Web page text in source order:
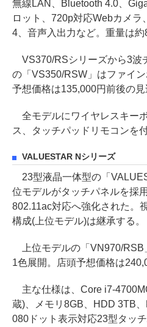
無線LAN、Bluetooth 4.0、
ロット、720p対応Webカメ
4、音声入出力など。重量は約
VS370/RSシリーズから3波
の「VS350/RSW」はファイ
予想価格は135,000円前後の見
全モデルにワイヤレスキー
ス、タッチパッドリモコンを
VALUESTAR Nシリーズ
23型液晶一体型の「
位モデルがタッチパネルを採
802.11ac対応へ強化された。
構成(上位モデル)は継承する。
上位モデルの「VN970/RSB
1色展開。店頭予想価格は
主な仕様は、Core i7-
蔵)、メモリ8GB、HDD 3TB
080ドット表示対応23型タッ